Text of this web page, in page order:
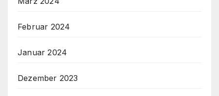
Februar 2024
Januar 2024
Dezember 2023